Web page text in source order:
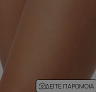
ΔΕΊΤΕ ΠΑΡΌΜΟΙΑ